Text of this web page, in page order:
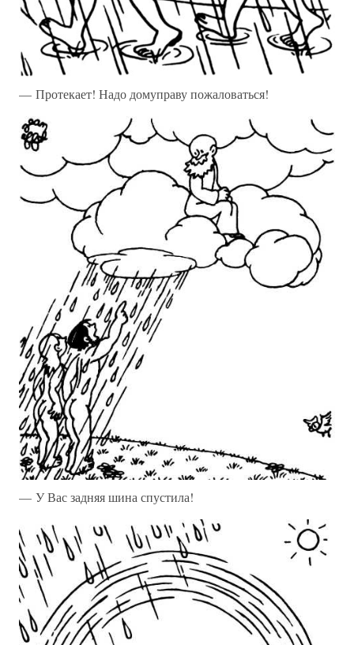
— Протекает! Надо домуправу пожаловаться!
— У Вас задняя шина спустила!